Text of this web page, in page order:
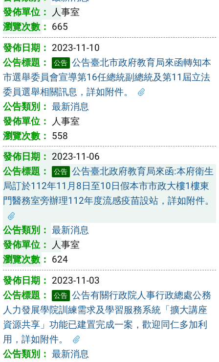
人事室
665
2023-11-10
公告 公告臺北市政府教育局來函轉知本
市選舉委員會宣導第16任總統副總統及第11屆立法
委員選舉相關訊息，詳如附件。
最新消息
人事室
558
2023-11-06
公告 公告臺北政府教育局來函:本府衛生
局訂於112年11月8日至10日假本市市政大樓1樓東
門醫務室旁辦理112年度流感疫苗設站，詳如附件。
最新消息
人事室
624
2023-11-03
公告 公告有關行政院人事行政總處公務
人力發展學院訓練需求及學習服務系統「擴大講座
資源共享」功能已建置完成一案，歡迎同仁多加利
用，詳如附件。
最新消息